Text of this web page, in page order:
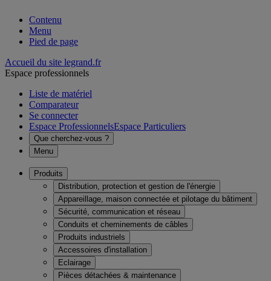
Contenu
Menu
Pied de page
Accueil du site legrand.fr
Espace professionnels
Liste de matériel
Comparateur
Se connecter
Espace ProfessionnelsEspace Particuliers
Que cherchez-vous ?
Menu
Produits
Distribution, protection et gestion de l'énergie
Appareillage, maison connectée et pilotage du bâtiment
Sécurité, communication et réseau
Conduits et cheminements de câbles
Produits industriels
Accessoires d'installation
Eclairage
Pièces détachées & maintenance